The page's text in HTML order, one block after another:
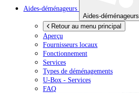
Aides-déménageurs
Aides-déménageurs
Retour au menu principal
Aperçu
Fournisseurs locaux
Fonctionnement
Services
Types de déménagements
U-Box - Services
FAQ